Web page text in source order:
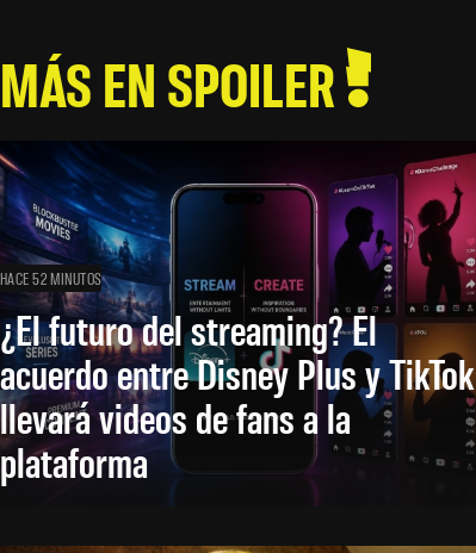
MÁS EN SPOILER
HACE 52 MINUTOS
¿El futuro del streaming? El
acuerdo entre Disney Plus y TikTok
llevará videos de fans a la
plataforma